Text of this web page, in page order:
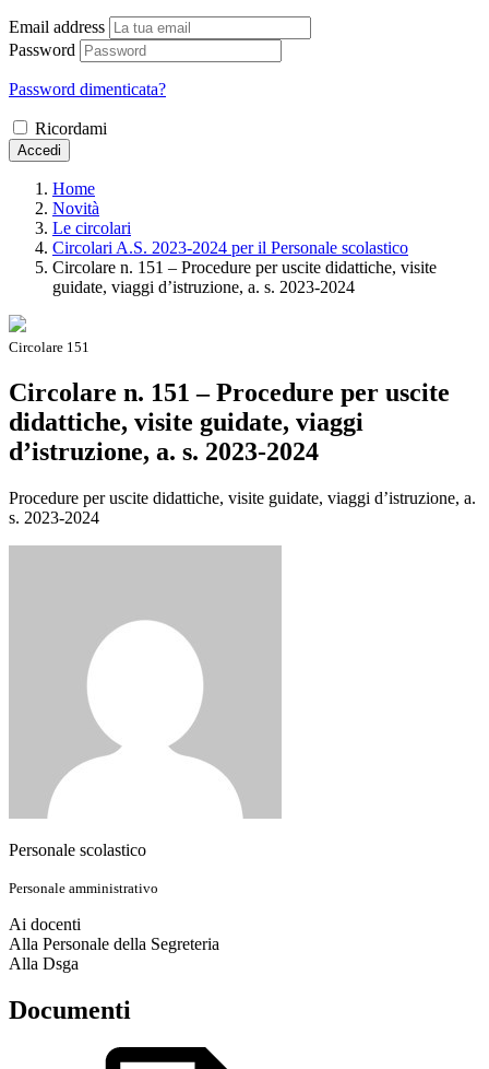
Email address
Password
Password dimenticata?
Ricordami
Accedi
Home
Novità
Le circolari
Circolari A.S. 2023-2024 per il Personale scolastico
Circolare n. 151 – Procedure per uscite didattiche, visite
guidate, viaggi d’istruzione, a. s. 2023-2024
Circolare 151
Circolare n. 151 – Procedure per uscite
didattiche, visite guidate, viaggi
d’istruzione, a. s. 2023-2024
Procedure per uscite didattiche, visite guidate, viaggi d’istruzione, a.
s. 2023-2024
Personale scolastico
Personale amministrativo
Ai docenti
Alla Personale della Segreteria
Alla Dsga
Documenti